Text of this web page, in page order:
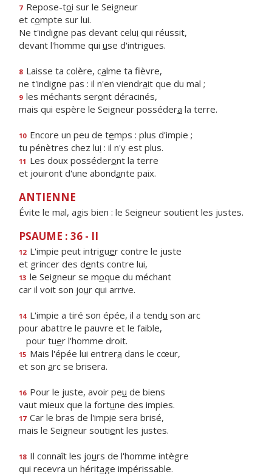
7 Repose-toi sur le Seigneur
et compte sur lui.
Ne t'indigne pas devant celui qui réussit,
devant l'homme qui use d'intrigues.
8 Laisse ta colère, calme ta fièvre,
ne t'indigne pas : il n'en viendrait que du mal ;
9 les méchants seront déracinés,
mais qui espère le Seigneur possédera la terre.
10 Encore un peu de temps : plus d'impie ;
tu pénètres chez lui : il n'y est plus.
11 Les doux posséderont la terre
et jouiront d'une abondante paix.
ANTIENNE
Évite le mal, agis bien : le Seigneur soutient les justes.
PSAUME : 36 - II
12 L'impie peut intriguer contre le juste
et grincer des dents contre lui,
13 le Seigneur se moque du méchant
car il voit son jour qui arrive.
14 L'impie a tiré son épée, il a tendu son arc
pour abattre le pauvre et le faible,
pour tuer l'homme droit.
15 Mais l'épée lui entrera dans le cœur,
et son arc se brisera.
16 Pour le juste, avoir peu de biens
vaut mieux que la fortune des impies.
17 Car le bras de l'impie sera brisé,
mais le Seigneur soutient les justes.
18 Il connaît les jours de l'homme intègre
qui recevra un héritage impérissable.